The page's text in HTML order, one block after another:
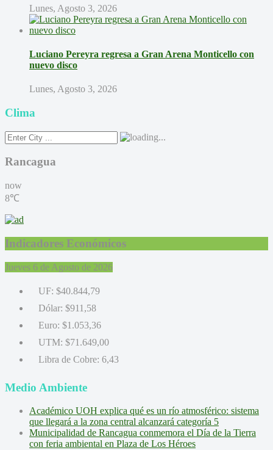
Lunes, Agosto 3, 2026
Luciano Pereyra regresa a Gran Arena Monticello con
nuevo disco
Lunes, Agosto 3, 2026
Clima
Rancagua
now
8℃
Indicadores Económicos
Jueves 6 de Agosto de 2026
UF: $40.844,79
Dólar: $911,58
Euro: $1.053,36
UTM: $71.649,00
Libra de Cobre: 6,43
Medio Ambiente
Académico UOH explica qué es un río atmosférico: sistema
que llegará a la zona central alcanzará categoría 5
Municipalidad de Rancagua conmemora el Día de la Tierra
con feria ambiental en Plaza de Los Héroes